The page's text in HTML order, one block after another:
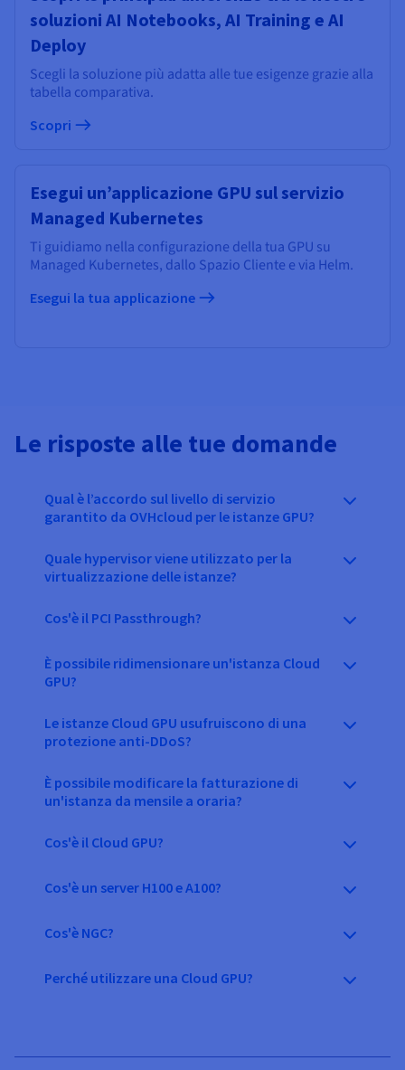
soluzioni AI Notebooks, AI Training e AI
Deploy
Scegli la soluzione più adatta alle tue esigenze grazie alla
tabella comparativa.
Scopri
Esegui un’applicazione GPU sul servizio
Managed Kubernetes
Ti guidiamo nella configurazione della tua GPU su
Managed Kubernetes, dallo Spazio Cliente e via Helm.
Esegui la tua applicazione
Le risposte alle tue domande
Qual è l’accordo sul livello di servizio
garantito da OVHcloud per le istanze GPU?
Quale hypervisor viene utilizzato per la
virtualizzazione delle istanze?
Cos'è il PCI Passthrough?
È possibile ridimensionare un'istanza Cloud
GPU?
Le istanze Cloud GPU usufruiscono di una
protezione anti-DDoS?
È possibile modificare la fatturazione di
un'istanza da mensile a oraria?
Cos'è il Cloud GPU?
Cos'è un server H100 e A100?
Cos'è NGC?
Perché utilizzare una Cloud GPU?